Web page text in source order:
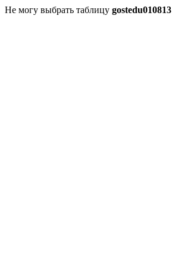
Не могу выбрать таблицу gostedu010813